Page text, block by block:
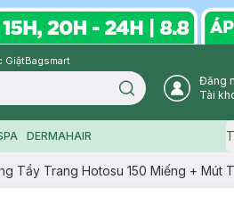
GiặtBagsmart
Search icon
Đăng
Tài
DERMAHAIR
Tẩy Trang Hotosu 150 Miếng + Mút